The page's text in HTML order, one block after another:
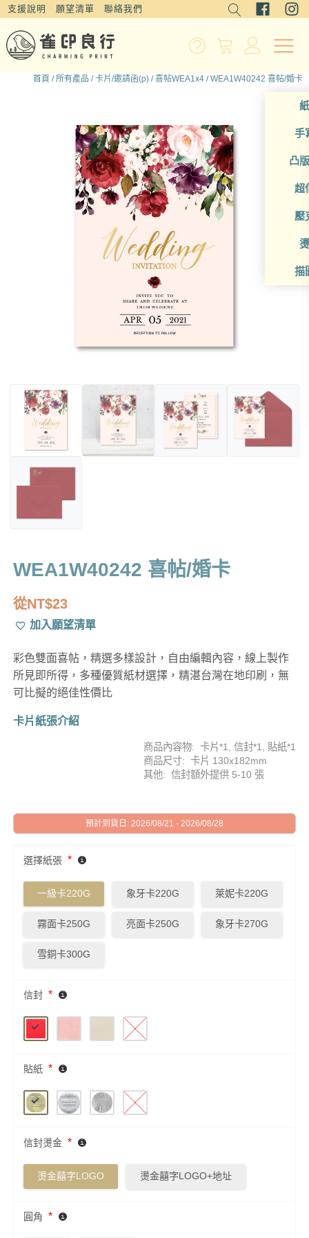
支援說明 願望清單 聯絡我們
手
凸
超
壓
描
首頁 /所有產品 /卡片/邀請函(p) /喜帖WEA1x4 / WEA1W40242 喜帖/婚卡
WEA1W40242 喜帖/婚卡
從NT$23
加入願望清單
彩色雙面喜帖，精選多樣設計，自由編輯內容，線上製作
所見即所得，多種優質紙材選擇，精湛台灣在地印刷，無
可比擬的絕佳性價比
卡片紙張介紹
商品內容物: 卡片*1, 信封*1, 貼紙*1
商品尺寸: 卡片 130x182mm
其他: 信封額外提供 5-10 張
預計到貨日: 2026/08/21 - 2026/08/28
選擇紙張 *
一級卡220G 象牙卡220G 萊妮卡220G
霧面卡250G 亮面卡250G 象牙卡270G
雪銅卡300G
信封 *
貼紙 *
信封燙金 *
燙金囍字LOGO 燙金囍字LOGO+地址
圓角 *